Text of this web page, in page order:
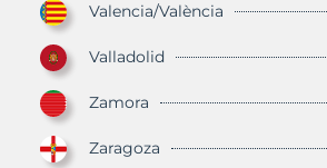
Valencia/València
Valladolid
Zamora
Zaragoza